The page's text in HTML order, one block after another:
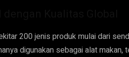
200 jenis produk mulai dari
digunakan sebagai alat